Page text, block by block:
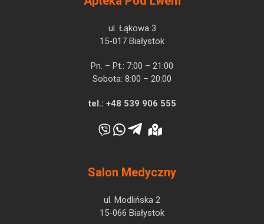
ul. Łąkowa 3
15-017 Białystok
Pn. – Pt.: 7:00 – 21:00
Sobota: 8:00 – 20:00
tel.: +48 539 906 555
Salon Medyczny
ul. Modlińska 2
15-066 Białystok